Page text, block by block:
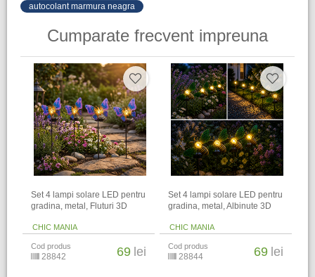
autocolant marmura neagra
Cumparate frecvent impreuna
Set 4 lampi solare LED pentru
gradina, metal, Fluturi 3D
CHIC MANIA
Cod produs
28842 69 lei
Set 4 lampi solare LED pentru
gradina, metal, Albinute 3D
CHIC MANIA
Cod produs
28844 69 lei